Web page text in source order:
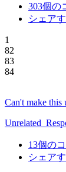
303個の
シェア
1
82
83
84
Can't make this
13個の
シェア